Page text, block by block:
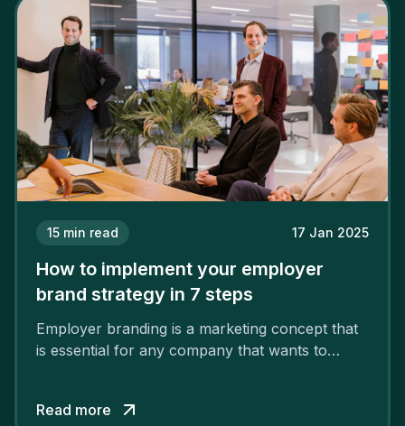
15 min read 17 Jan 2025
How to implement your employer
brand strategy in 7 steps
Employer branding is a marketing concept that
is essential for any company that wants to
solid and positive employer brand are clear, you
Read more